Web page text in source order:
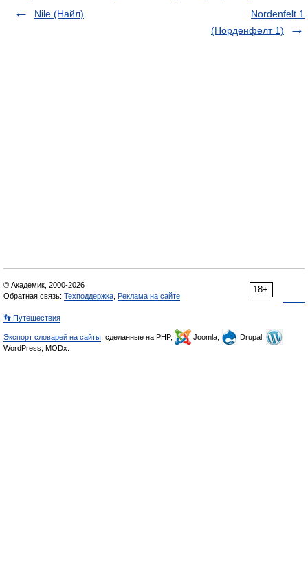
Nile (Найл)
Nordenfelt 1
(Норденфелт 1)
18+
© Академик, 2000-2026
Обратная связь: Техподдержка Реклама на сайте
👣 Путешествия
Экспорт словарей на сайты , сделанные на PHP, Joomla,
Drupal,
WordPress, MODx.